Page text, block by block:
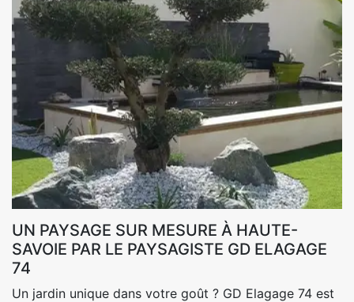
UN PAYSAGE SUR MESURE À HAUTE-
SAVOIE PAR LE PAYSAGISTE GD ELAGAGE
74
Un jardin unique dans votre goût ? GD Elagage 74 est